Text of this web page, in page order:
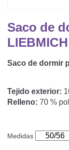
Funda
Saco
Saco
Saco
Saco
Saco
COJÍN
Cuna
Saco de
Saco de dormir
Tejido exterior:
Relleno: 70 %
Medidas